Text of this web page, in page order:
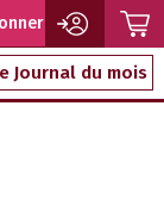
Journal du mois